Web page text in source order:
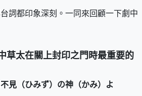
詞都印象深刻。一同來回顧一下劇中
草太在關上封印之門時最重要的
見（ひみず）の神（かみ）よ